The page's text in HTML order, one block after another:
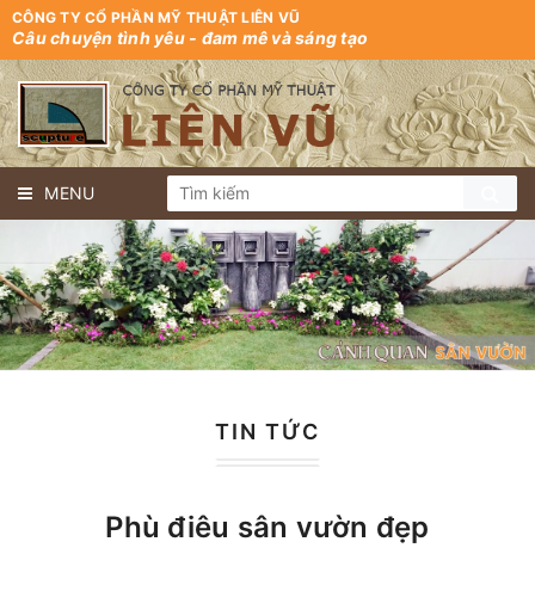
CÔNG TY CỔ PHẦN MỸ THUẬT LIÊN VŨ
Câu chuyện tình yêu - đam mê và sáng tạo
MENU
TIN TỨC
Phù điêu sân vườn đẹp